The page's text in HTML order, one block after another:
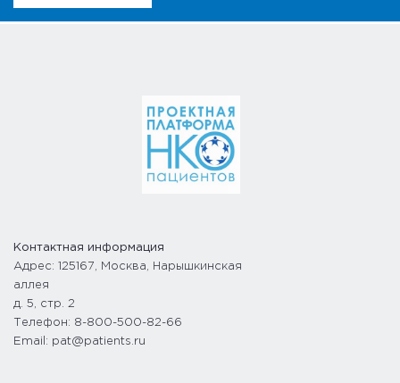
Контактная информация
Адрес: 125167, Москва, Нарышкинская
аллея
д. 5, стр. 2
Телефон: 8-800-500-82-66
Email: pat@patients.ru